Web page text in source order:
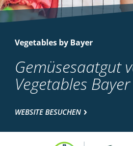
Vegetables by Bayer
Gemüsesaatgut
Vegetables Bayer
WEBSITE BESUCHEN